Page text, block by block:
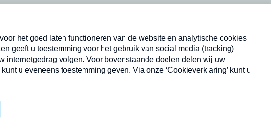
Meldpunt Actueel
Heel Holland Bakt
Nieuwsbrief
Neem hier een gratis abonnement op onze